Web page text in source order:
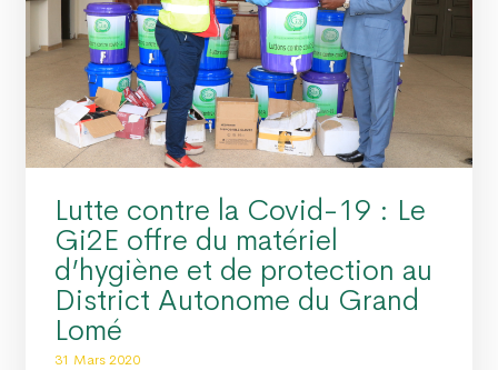
Lutte contre la Covid-19 : Le
Gi2E offre du matériel
d’hygiène et de protection au
District Autonome du Grand
Lomé
31 Mars 2020